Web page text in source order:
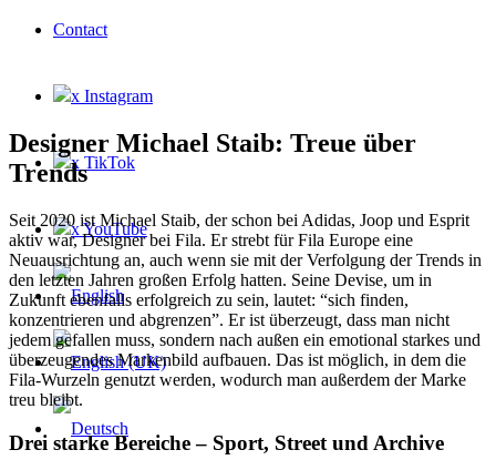
Contact
x Instagram
x TikTok
x YouTube
Designer Michael Staib: Treue über
Trends
Seit 2020 ist Michael Staib, der schon bei Adidas, Joop und Esprit
aktiv war, Designer bei Fila. Er strebt für Fila Europe eine
Neuausrichtung an, auch wenn sie mit der Verfolgung der Trends in
den letzten Jahren großen Erfolg hatten. Seine Devise, um in
Zukunft ebenfalls erfolgreich zu sein, lautet: “sich finden,
konzentrieren und abgrenzen”. Er ist überzeugt, dass man nicht
jedem gefallen muss, sondern nach außen ein emotional starkes und
überzeugendes Markenbild aufbauen. Das ist möglich, in dem die
Fila-Wurzeln genutzt werden, wodurch man außerdem der Marke
treu bleibt.
Drei starke Bereiche – Sport, Street und Archive